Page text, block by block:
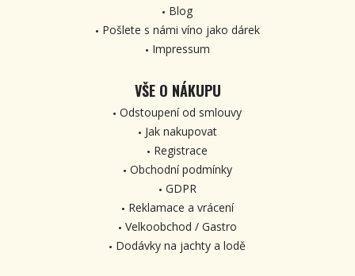
Blog
Pošlete s námi víno jako dárek
Impressum
VŠE O NÁKUPU
Odstoupení od smlouvy
Jak nakupovat
Registrace
Obchodní podmínky
GDPR
Reklamace a vrácení
Velkoobchod / Gastro
Dodávky na jachty a lodě